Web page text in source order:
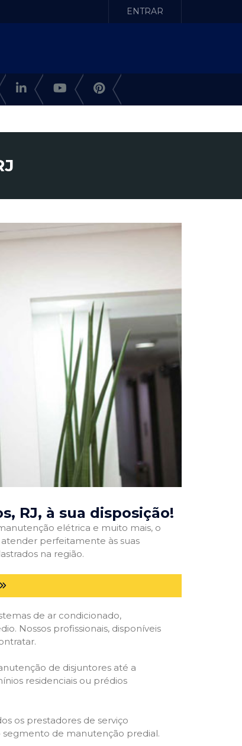
ENTRAR
RJ, à sua disposição!
elétrica e muito mais, o
perfeitamente às suas
na região.
de ar condicionado,
Nossos profissionais, disponíveis
de disjuntores até a
residenciais ou prédios
os prestadores de serviço
segmento de manutenção predial.